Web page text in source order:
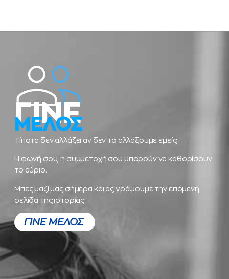
ΓΙΝΕ
ΜΕΛΟΣ
Τίποτα δεν αλλάζει αν δεν το αλλάξουμε εμείς.
Η φωνή σου, η συμμετοχή σου μπορούν να καθορίσουν
το αύριο.
Μπες μαζί μας σήμερα και ας γράψουμε την επόμενη
σελίδα της ιστορίας.
ΓΙΝΕ ΜΕΛΟΣ